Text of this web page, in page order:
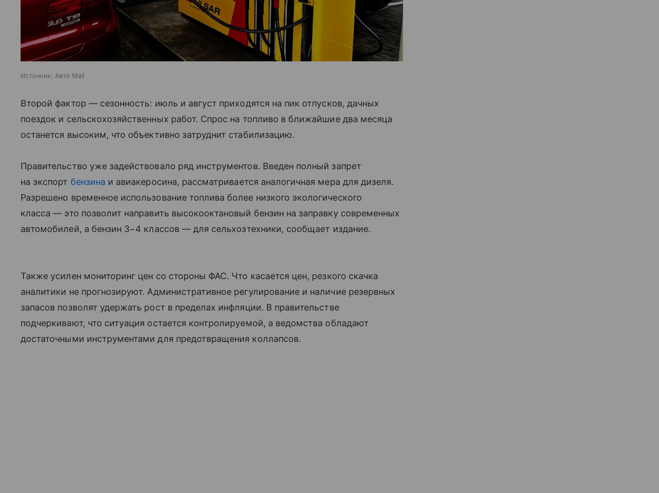
Источник: Авто Mail
Второй фактор — сезонность: июль и август приходятся на пик отпусков, дачных
поездок и сельскохозяйственных работ. Спрос на топливо в ближайшие два месяца
останется высоким, что объективно затруднит стабилизацию.
Правительство уже задействовало ряд инструментов. Введен полный запрет
на экспорт бензина и авиакеросина, рассматривается аналогичная мера для дизеля.
Разрешено временное использование топлива более низкого экологического
класса — это позволит направить высокооктановый бензин на заправку современных
автомобилей, а бензин 3−4 классов — для сельхозтехники, сообщает издание.
Также усилен мониторинг цен со стороны ФАС. Что касается цен, резкого скачка
аналитики не прогнозируют. Административное регулирование и наличие резервных
запасов позволят удержать рост в пределах инфляции. В правительстве
подчеркивают, что ситуация остается контролируемой, а ведомства обладают
достаточными инструментами для предотвращения коллапсов.